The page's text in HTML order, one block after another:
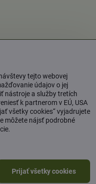
tejto webovej
údajov o jej
nástroje a služby tretích
k partnerom v EÚ, USA
všetky cookies“ vyjadrujete
môžete nájsť podrobné
Prijať všetky cookies